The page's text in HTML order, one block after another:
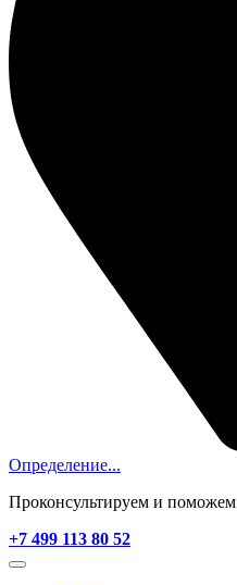
Определение...
Проконсультируем и поможем
+7 499 113 80 52